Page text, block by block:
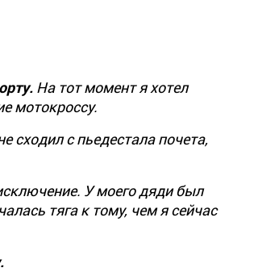
На тот момент я хотел
мотокроссу.
сходил с пьедестала почета,
У моего дяди был
тяга к тому, чем я сейчас